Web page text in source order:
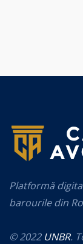
Platformă
barourile din
© 2022 UNBR.